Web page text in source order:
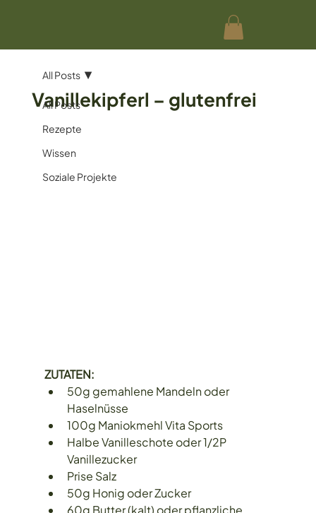
All Posts
Rezepte
Wissen
Soziale Projekte
All Posts
Vanillekipferl – glutenfrei
ZUTATEN:
50g gemahlene Mandeln oder
Haselnüsse
100g Maniokmehl Vita Sports
Halbe Vanilleschote oder 1/2P
Vanillezucker
Prise Salz
50g Honig oder Zucker
60g Butter (kalt) oder pflanzliche